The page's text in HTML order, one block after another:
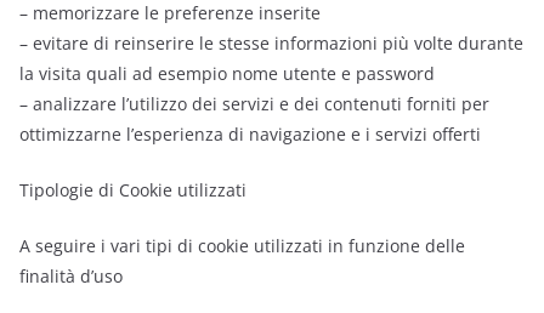
– memorizzare le preferenze inserite
– evitare di reinserire le stesse informazioni più volte durante
la visita quali ad esempio nome utente e password
– analizzare l’utilizzo dei servizi e dei contenuti forniti per
ottimizzarne l’esperienza di navigazione e i servizi offerti
Tipologie di Cookie utilizzati
A seguire i vari tipi di cookie utilizzati in funzione delle
finalità d’uso